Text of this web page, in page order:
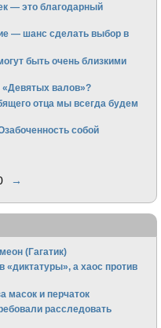
— это благодарный
— шанс сделать выбор в
быть очень близкими
«Девятых валов»?
отца мы всегда будем
собой
→
(Гагатик)
«диктатуры», а хаос против
масок и перчаток
расследовать